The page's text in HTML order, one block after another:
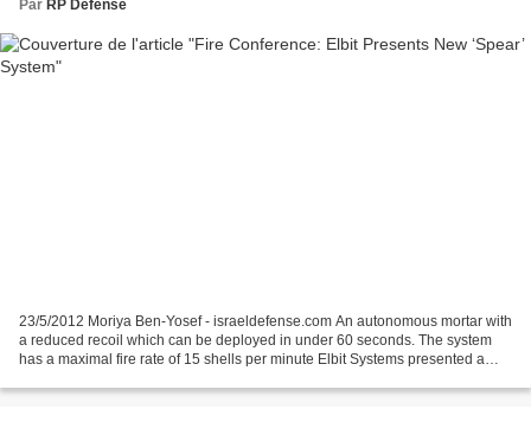
Par RP Defense
23/5/2012 Moriya Ben-Yosef - israeldefense.com An autonomous mortar with
a reduced recoil which can be deployed in under 60 seconds. The system
has a maximal fire rate of 15 shells per minute Elbit Systems presented a